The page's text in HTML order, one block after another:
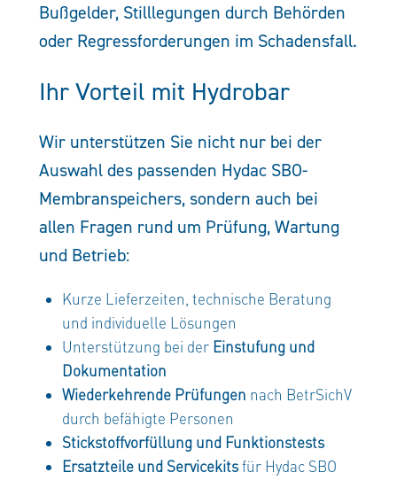
Bußgelder, Stilllegungen durch Behörden
oder Regressforderungen im Schadensfall.
Ihr Vorteil mit Hydrobar
Wir unterstützen Sie nicht nur bei der
Auswahl des passenden Hydac SBO-
Membranspeichers, sondern auch bei
allen Fragen rund um Prüfung, Wartung
und Betrieb:
Kurze Lieferzeiten, technische Beratung
und individuelle Lösungen
Unterstützung bei der Einstufung und
Dokumentation
Wiederkehrende Prüfungen nach BetrSichV
durch befähigte Personen
Stickstoffvorfüllung und Funktionstests
Ersatzteile und Servicekitsfür Hydac SBO